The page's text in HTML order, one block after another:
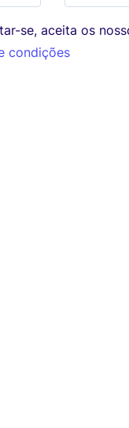
se, aceita os
condições